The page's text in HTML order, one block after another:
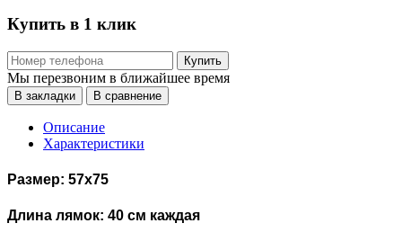
Купить в 1 клик
Купить
Мы перезвоним в ближайшее время
В закладки В сравнение
Описание
Характеристики
Размер: 57х75
Длина лямок: 40 см каждая